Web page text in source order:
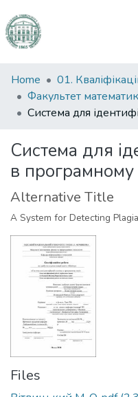
Communities
&
Collections
Statistics
Home
Система для
в програмному
Alternative Title
A System for Detecting
Files